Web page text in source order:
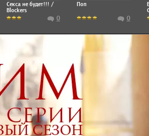
Секса не будет!!! /
Blockers
0
Поп
0